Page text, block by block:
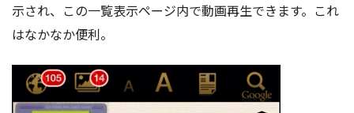
示され、この一覧表示ページ内で動画再生できます。これ
はなかなか便利。